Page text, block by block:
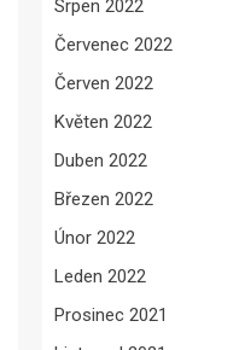
Srpen 2022
Červenec 2022
Červen 2022
Květen 2022
Duben 2022
Březen 2022
Únor 2022
Leden 2022
Prosinec 2021